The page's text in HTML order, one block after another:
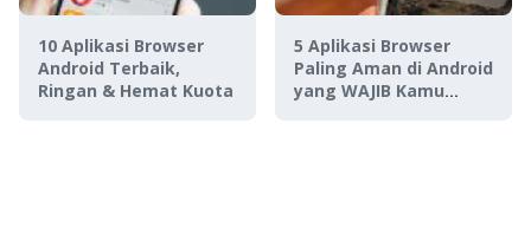
10 Aplikasi Browser
Android Terbaik,
Ringan & Hemat Kuota
5 Aplikasi Browser
Paling Aman di Android
yang WAJIB Kamu